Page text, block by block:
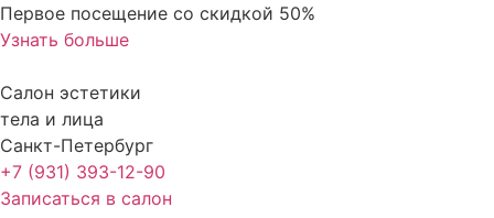
Перейти
к
Первое посещение со скидкой 50%
Узнать больше
Салон эстетики
тела и лица
Санкт-Петербург
+7 (931) 393-12-90
Записаться в салон